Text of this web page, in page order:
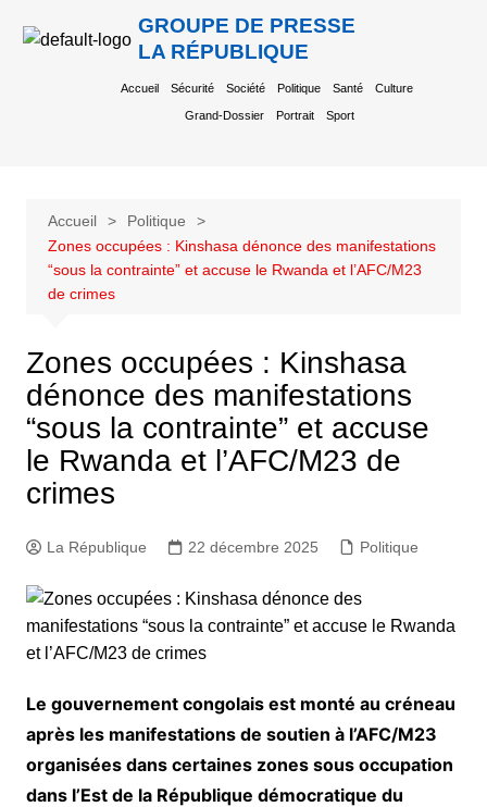
GROUPE DE PRESSE
LA RÉPUBLIQUE
Accueil Sécurité Société Politique Santé Culture
Grand-Dossier Portrait Sport
Accueil
Politique
Zones occupées : Kinshasa dénonce des manifestations
“sous la contrainte” et accuse le Rwanda et l’AFC/M23
de crimes
Zones occupées : Kinshasa
dénonce des manifestations
“sous la contrainte” et accuse
le Rwanda et l’AFC/M23 de
crimes
La République 22 décembre 2025 Politique
Le gouvernement congolais est monté au créneau
après les manifestations de soutien à l’AFC/M23
organisées dans certaines zones sous occupation
dans l’Est de la République démocratique du